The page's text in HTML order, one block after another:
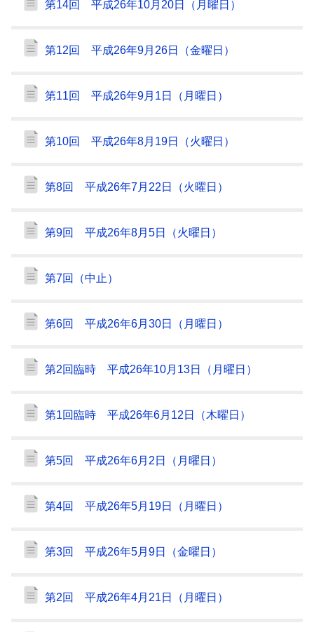
第14回 平成26年10月20日（月曜日）
第12回 平成26年9月26日（金曜日）
第11回 平成26年9月1日（月曜日）
第10回 平成26年8月19日（火曜日）
第8回 平成26年7月22日（火曜日）
第9回 平成26年8月5日（火曜日）
第7回（中止）
第6回 平成26年6月30日（月曜日）
第2回臨時 平成26年10月13日（月曜日）
第1回臨時 平成26年6月12日（木曜日）
第5回 平成26年6月2日（月曜日）
第4回 平成26年5月19日（月曜日）
第3回 平成26年5月9日（金曜日）
第2回 平成26年4月21日（月曜日）